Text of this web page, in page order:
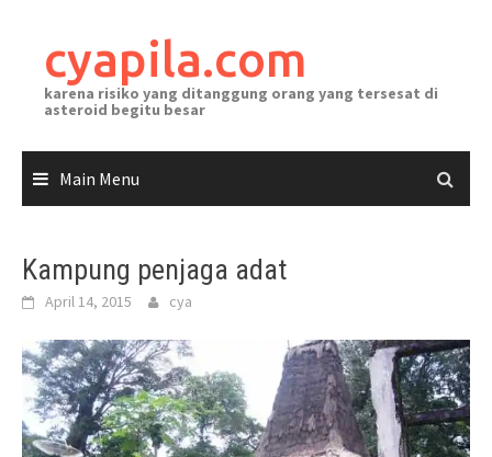
contentcyapila.com
karena risiko yang ditanggung orang yang tersesat di
asteroid begitu besar
Main Menu
Kampung penjaga adat
April 14, 2015 cya